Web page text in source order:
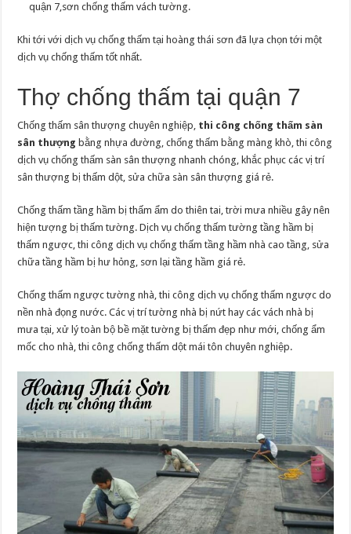
quận 7,sơn chống thấm vách tường.
Khi tới với dịch vụ chống thấm tại hoàng thái sơn đã lựa chọn tới một
dịch vụ chống thấm tốt nhất.
Thợ chống thấm tại quận 7
Chống thấm sân thượng chuyên nghiệp, thi công chống thấm sàn
sân thượng bằng nhựa đường, chống thấm bằng màng khò, thi công
dịch vụ chống thấm sàn sân thượng nhanh chóng, khắc phục các vị trí
sân thượng bị thấm dột, sửa chữa sàn sân thượng giá rẻ.
Chống thấm tầng hầm bị thấm ẩm do thiên tai, trời mưa nhiều gây nên
hiện tượng bị thấm tường. Dịch vụ chống thấm tường tầng hầm bị
thấm ngược, thi công dịch vụ chống thấm tầng hầm nhà cao tầng, sửa
chữa tầng hầm bị hư hỏng, sơn lại tầng hầm giá rẻ.
Chống thấm ngược tường nhà, thi công dịch vụ chống thấm ngược do
nền nhà đọng nước. Các vị trí tường nhà bị nứt hay các vách nhà bị
mưa tại, xử lý toàn bộ bề mặt tường bị thấm đẹp như mới, chống ẩm
mốc cho nhà, thi công chống thấm dột mái tôn chuyên nghiệp.